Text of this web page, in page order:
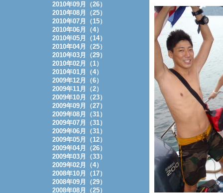
2010年09月（26）
2010年08月（25）
2010年07月（15）
2010年06月（4）
2010年05月（14）
2010年04月（25）
2010年03月（29）
2010年02月（1）
2010年01月（4）
2009年12月（6）
2009年11月（2）
2009年10月（23）
2009年09月（27）
2009年08月（31）
2009年07月（31）
2009年06月（31）
2009年05月（12）
2009年04月（26）
2009年03月（33）
2009年02月（4）
2008年10月（17）
2008年09月（29）
2008年08月（25）